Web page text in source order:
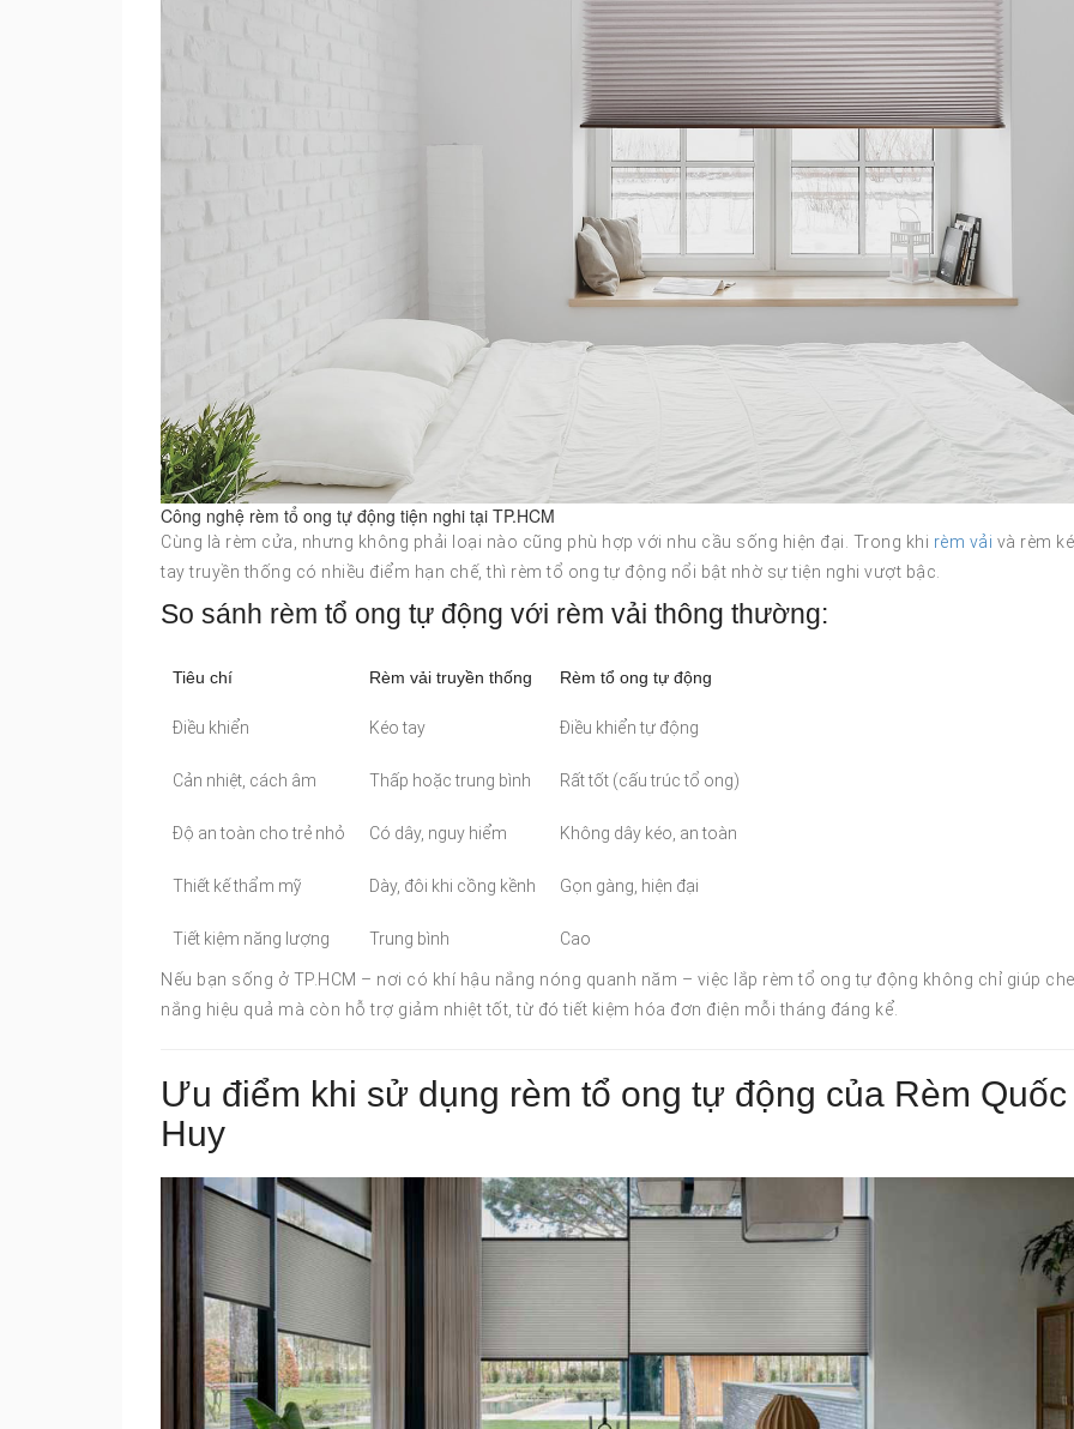
Công nghệ rèm tổ ong tự động tiện nghi tại TP.HCM
Cùng là rèm cửa, nhưng không phải loại nào cũng phù hợp với nhu cầu sống hiện đại. Trong khi rèm vải và rèm
tay truyền thống có nhiều điểm hạn chế, thì rèm tổ ong tự động nổi bật nhờ sự tiện nghi vượt bậc.
So sánh rèm tổ ong tự động với rèm vải thông thường:
Tiêu chí Rèm vải truyền thống Rèm tổ ong tự động
Điều khiển Kéo tay Điều khiển tự động
Cản nhiệt, cách âm Thấp hoặc trung bình Rất tốt (cấu trúc tổ ong)
Độ an toàn cho trẻ nhỏ Có dây, nguy hiểm Không dây kéo, an toàn
Thiết kế thẩm mỹ Dày, đôi khi cồng kềnh Gọn gàng, hiện đại
Tiết kiệm năng lượng Trung bình Cao
Nếu bạn sống ở TP.HCM – nơi có khí hậu nắng nóng quanh năm – việc lắp rèm tổ ong tự động không chỉ giúp che
nắng hiệu quả mà còn hỗ trợ giảm nhiệt tốt, từ đó tiết kiệm hóa đơn điện mỗi tháng đáng kể.
Ưu điểm khi sử dụng rèm tổ ong tự động của Rèm Quốc
Huy